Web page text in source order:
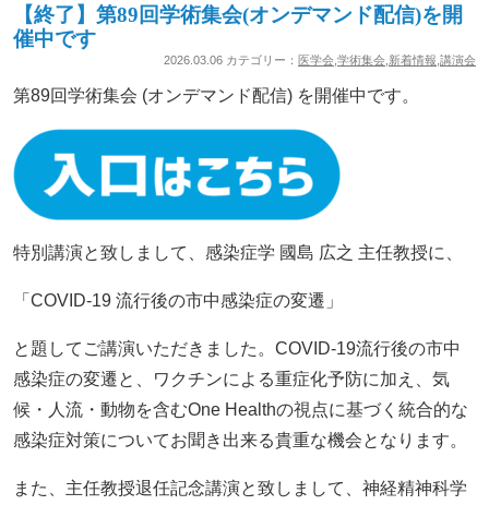
【終了】第89回学術集会(オンデマンド配信)を開
催中です
2026.03.06 カテゴリー： 医学会 学術集会 新着情報 講演会
第89回学術集会 (オンデマンド配信) を開催中です。
特別講演と致しまして、感染症学 國島 広之 主任教授に、
「COVID-19 流行後の市中感染症の変遷」
と題してご講演いただきました。COVID-19流行後の市中
感染症の変遷と、ワクチンによる重症化予防に加え、気
候・人流・動物を含むOne Healthの視点に基づく統合的な
感染症対策についてお聞き出来る貴重な機会となります。
また、主任教授退任記念講演と致しまして、神経精神科学